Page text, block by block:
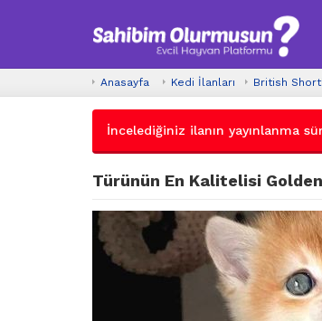
Anasayfa Kedi İlanları British
İncelediğiniz ilanın yayınlanma
Türünün En Kalitelisi